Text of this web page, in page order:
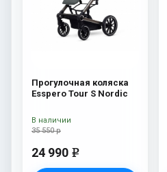
Прогулочная коляска
Esspero Tour S Nordic
35 550 р
24 990 e
В наличии